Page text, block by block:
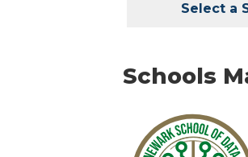
Select a
Schools